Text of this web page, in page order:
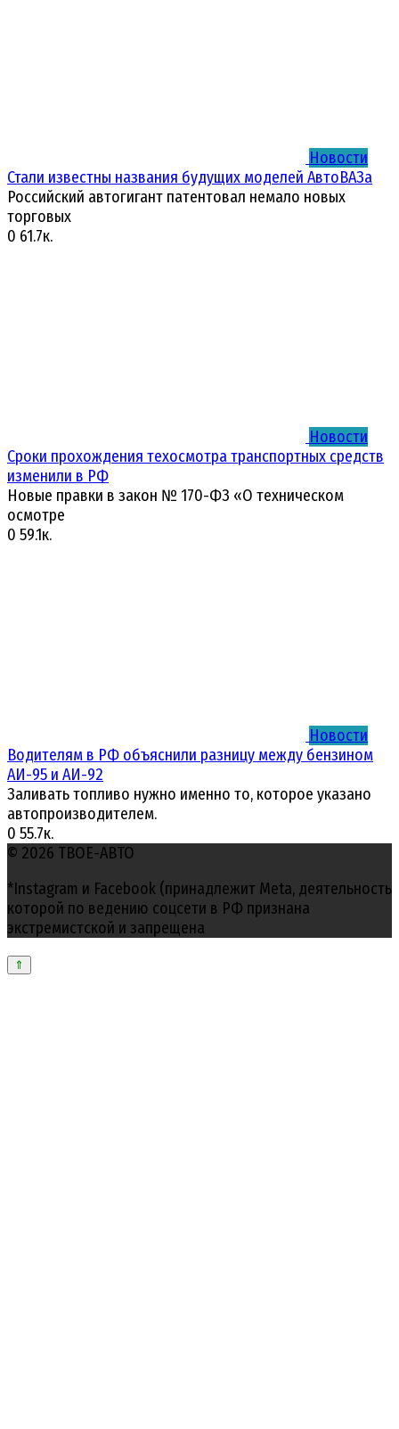
Новости
Стали известны названия будущих моделей АвтоВАЗа
Российский автогигант патентовал немало новых
торговых
0 61.7к.
Новости
Сроки прохождения техосмотра транспортных средств
изменили в РФ
Новые правки в закон № 170-ФЗ «О техническом
осмотре
0 59.1к.
Новости
Водителям в РФ объяснили разницу между бензином
АИ-95 и АИ-92
Заливать топливо нужно именно то, которое указано
автопроизводителем.
0 55.7к.
© 2026 ТВОЕ-АВТО
*Instagram и Facebook (принадлежит Meta, деятельность
которой по ведению соцсети в РФ признана
экстремистской и запрещена